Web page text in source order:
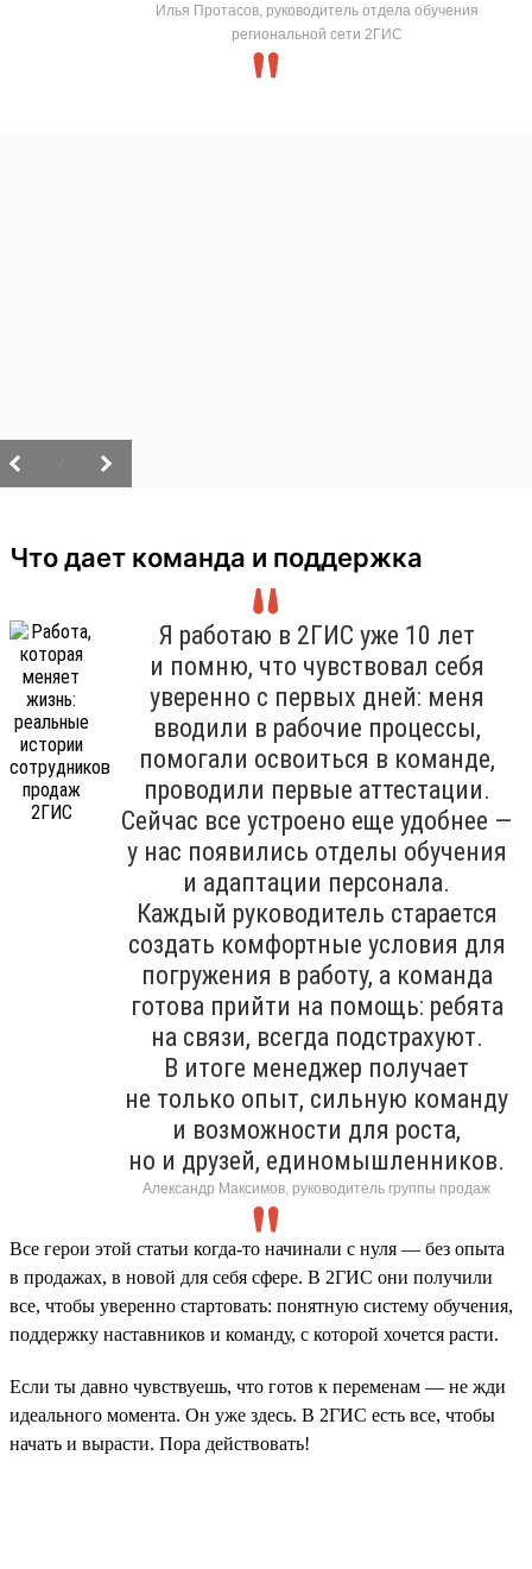
Илья Протасов, руководитель отдела обучения
региональной сети 2ГИС
Что дает команда и поддержка
Я работаю в 2ГИС уже 10 лет
и помню, что чувствовал себя
уверенно с первых дней: меня
вводили в рабочие процессы,
помогали освоиться в команде,
проводили первые аттестации.
Сейчас все устроено еще удобнее —
у нас появились отделы обучения
и адаптации персонала.
Каждый руководитель старается
создать комфортные условия для
погружения в работу, а команда
готова прийти на помощь: ребята
на связи, всегда подстрахуют.
В итоге менеджер получает
не только опыт, сильную команду
и возможности для роста,
но и друзей, единомышленников.
Александр Максимов, руководитель группы продаж
Все герои этой статьи когда-то начинали с нуля — без опыта
в продажах, в новой для себя сфере. В 2ГИС они получили
все, чтобы уверенно стартовать: понятную систему обучения,
поддержку наставников и команду, с которой хочется расти.
Если ты давно чувствуешь, что готов к переменам — не жди
идеального момента. Он уже здесь. В 2ГИС есть все, чтобы
начать и вырасти. Пора действовать!